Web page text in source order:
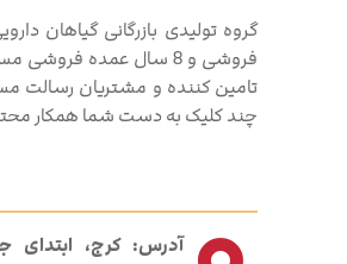
فروشی و 8 سال عمده
تامین کننده و مشتریان رسالت
چند کلیک به دست شما همکار
آدرس: کرج، ابتدای